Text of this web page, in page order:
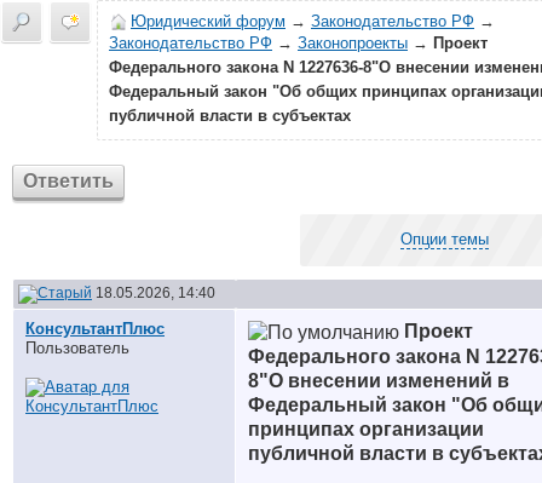
Юридический форум → Законодательство РФ →
Законодательство РФ → Законопроекты → Проект
Федерального закона N 1227636-8"О внесении
Федеральный закон "Об общих принципах
публичной власти в субъектах
Ответить
Опции темы
18.05.2026, 14:40
КонсультантПлюс
Пользователь
Проект
Федерального закона N
8"О внесении изменений в
Федеральный закон "Об
принципах организации
публичной власти в